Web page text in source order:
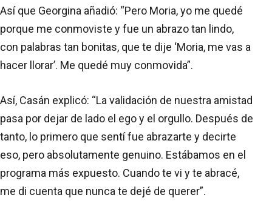
Así que Georgina añadió: “Pero Moria, yo me quedé
porque me conmoviste y fue un abrazo tan lindo,
con palabras tan bonitas, que te dije ‘Moria, me vas a
hacer llorar’. Me quedé muy conmovida”.
Así, Casán explicó: “La validación de nuestra amistad
pasa por dejar de lado el ego y el orgullo. Después de
tanto, lo primero que sentí fue abrazarte y decirte
eso, pero absolutamente genuino. Estábamos en el
programa más expuesto. Cuando te vi y te abracé,
me di cuenta que nunca te dejé de querer”.